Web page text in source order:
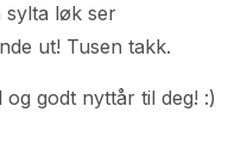
sylta løk ser
ut! Tusen takk.
og godt nyttår til deg! :)